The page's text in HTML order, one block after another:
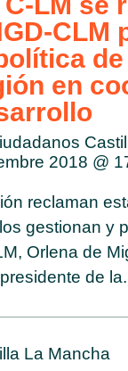
CLM
en
2018 @
reclaman
gestionan y
Orlena de
de
La Mancha